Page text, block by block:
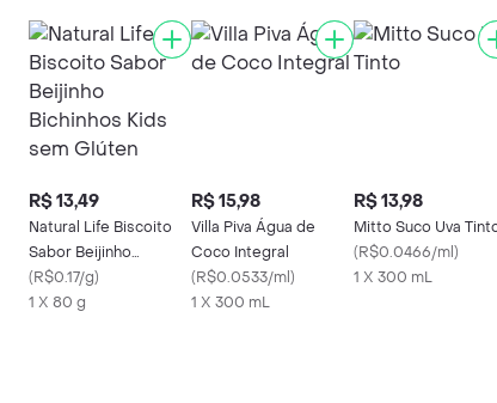
R$ 13,49
Natural Life Biscoito
Sabor Beijinho
Bichinhos Kids sem
Glúten
(R$0.17/g)
1 X 80 g
R$ 15,98
Villa Piva Água de
Coco Integral
(R$0.0533/ml)
1 X 300 mL
R$ 13,98
Mitto Suco Uva
(R$0.0466/ml)
1 X 300 mL